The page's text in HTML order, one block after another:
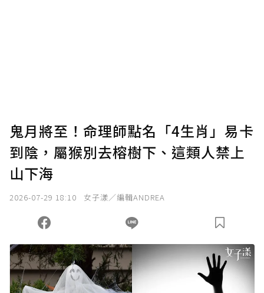
確認送出
您當前剩餘 U 利點數：0點；前往 購買點數
鬼月將至！命理師點名「4生肖」易卡
到陰，屬猴別去榕樹下、這類人禁上
山下海
2026-07-29 18:10 女子漾／編輯ANDREA